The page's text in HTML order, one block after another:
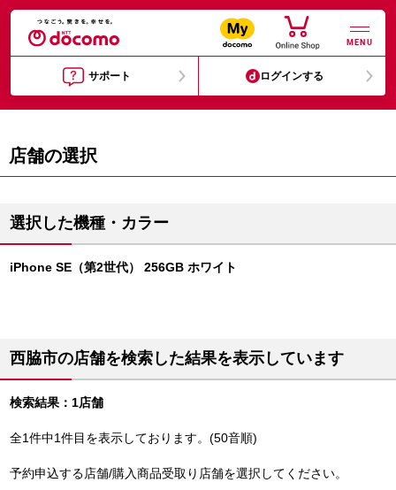
MENU
サポート ログインする
店舗の選択
選択した機種・カラー
iPhone SE（第2世代） 256GB ホワイト
西脇市の店舗を検索した結果を表示しています
検索結果：1店舗
全1件中1件目を表示しております。(50音順)
予約申込する店舗/購入商品受取り店舗を選択してください。